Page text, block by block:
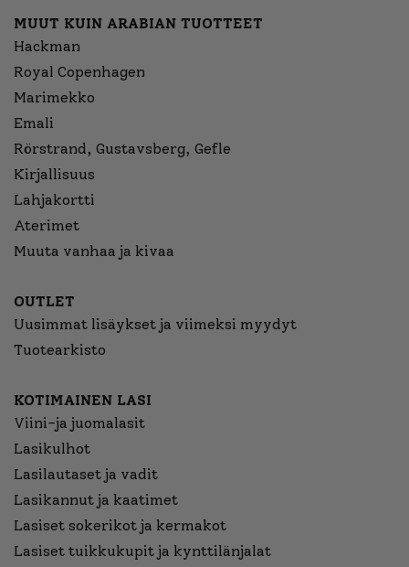
MUUT KUIN ARABIAN TUOTTEET
Hackman
Royal Copenhagen
Marimekko
Emali
Rörstrand, Gustavsberg, Gefle
Kirjallisuus
Lahjakortti
Aterimet
Muuta vanhaa ja kivaa
OUTLET
Uusimmat lisäykset ja viimeksi myydyt
Tuotearkisto
KOTIMAINEN LASI
Viini-ja juomalasit
Lasikulhot
Lasilautaset ja vadit
Lasikannut ja kaatimet
Lasiset sokerikot ja kermakot
Lasiset tuikkukupit ja kynttilänjalat